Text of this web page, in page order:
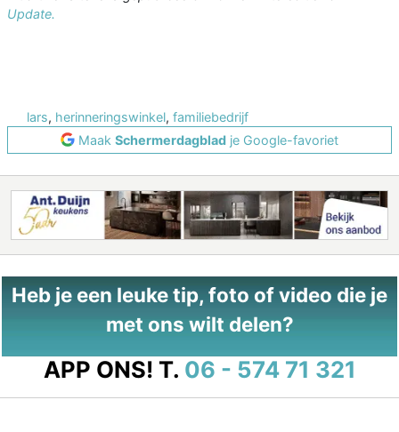
Update.
lars, herinneringswinkel, familiebedrijf
Maak Schermerdagblad je Google-favoriet
Heb je een leuke tip, foto of video die je
met ons wilt delen?
APP ONS! T. 06 - 574 71 321